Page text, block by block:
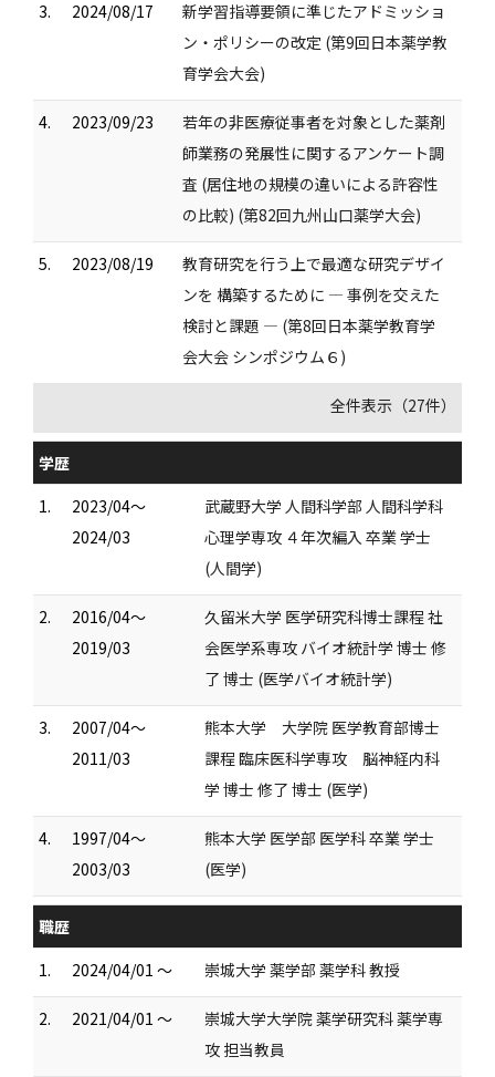
3. 2024/08/17
新学習指導要領に準じたアドミッショ
ン・ポリシーの改定 (第9回日本薬学教
育学会大会)
4. 2023/09/23
若年の非医療従事者を対象とした薬剤
師業務の発展性に関するアンケート調
査 (居住地の規模の違いによる許容性
の比較) (第82回九州山口薬学大会)
5. 2023/08/19
教育研究を行う上で最適な研究デザイ
ンを 構築するために ― 事例を交えた
検討と課題 ― (第8回日本薬学教育学
会大会 シンポジウム６)
全件表示（27件）
学歴
1.
2023/04～
2024/03
武蔵野大学 人間科学部 人間科学科
心理学専攻 ４年次編入 卒業 学士
(人間学)
2.
2016/04～
2019/03
久留米大学 医学研究科博士課程 社
会医学系専攻 バイオ統計学 博士 修
了 博士 (医学バイオ統計学)
3.
2007/04～
2011/03
熊本大学 大学院 医学教育部博士
課程 臨床医科学専攻 脳神経内科
学 博士 修了 博士 (医学)
4.
1997/04～
2003/03
熊本大学 医学部 医学科 卒業 学士
(医学)
職歴
1.
2024/04/01 ～ 崇城大学 薬学部 薬学科 教授
2. 2021/04/01 ～
崇城大学大学院 薬学研究科 薬学専
攻 担当教員